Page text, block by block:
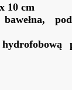
10 cm